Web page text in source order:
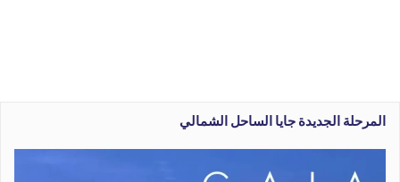
المرحلة الجديدة جايا الساحل الشمالي